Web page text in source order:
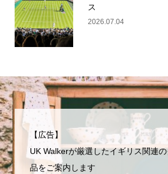
ス
2026.07.04
【広告】
UK Walkerが厳選したイギリス関連
品をご案内します